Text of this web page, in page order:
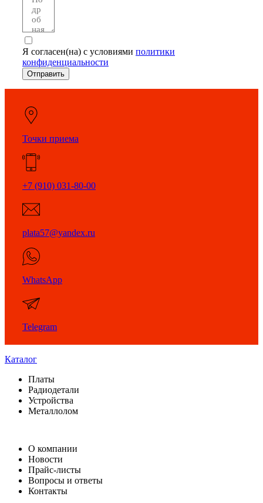
Я согласен(на) с условиями политики
конфиденциальности
Отправить
Точки приема
+7 (910) 031-80-00
plata57@yandex.ru
WhatsApp
Telegram
Каталог
Платы
Радиодетали
Устройства
Металлолом
О компании
Новости
Прайс-листы
Вопросы и ответы
Контакты